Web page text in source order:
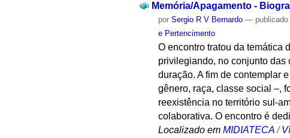
Memória/Apagamento -
porSergio R V Bernardo — publicado
e Pertencimento
O encontro tratou da temática
privilegiando, no conjunto das
duração. A fim de contemplar
gênero, raça, classe social –,
reexistência no território sul-
colaborativa. O encontro é
Localizado em MIDIATECA /